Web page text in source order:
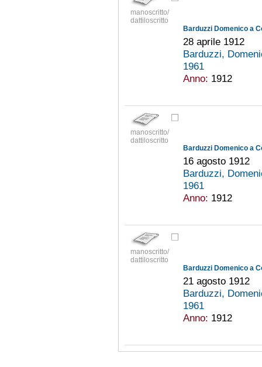
manoscritto/
dattiloscritto
Barduzzi Domenico a
28 aprile 1912
Barduzzi,
1961
Anno: 1912
manoscritto/
dattiloscritto
Barduzzi Domenico a
16 agosto 1912
Barduzzi,
1961
Anno: 1912
manoscritto/
dattiloscritto
Barduzzi Domenico a
21 agosto 1912
Barduzzi,
1961
Anno: 1912